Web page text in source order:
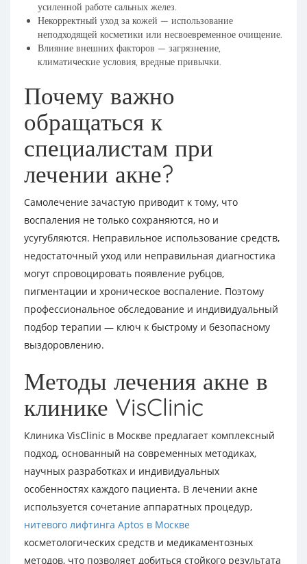
усиленной работе сальных желез.
Некорректный уход за кожей — использование
неподходящей косметики или несвоевременное очищение.
Влияние внешних факторов — загрязнение,
климатические условия, вредные привычки.
Почему важно
обращаться к
специалистам при
лечении акне?
Самолечение зачастую приводит к тому, что
воспаления не только сохраняются, но и
усугубляются. Неправильное использование средств,
недостаточный уход или неправильная диагностика
могут спровоцировать появление рубцов,
пигментации и хроническое воспаление. Поэтому
профессиональное обследование и индивидуальный
подбор терапии — ключ к быстрому и безопасному
выздоровлению.
Методы лечения акне в
клинике VisClinic
Клиника VisClinic в Москве предлагает комплексный
подход, основанный на современных методиках,
научных разработках и индивидуальных
особенностях каждого пациента. В лечении акне
используется сочетание аппаратных процедур,
нитевого лифтинга Aptos в Москве
косметологических средств и медикаментозных
методов, что позволяет добиться стойкого результата